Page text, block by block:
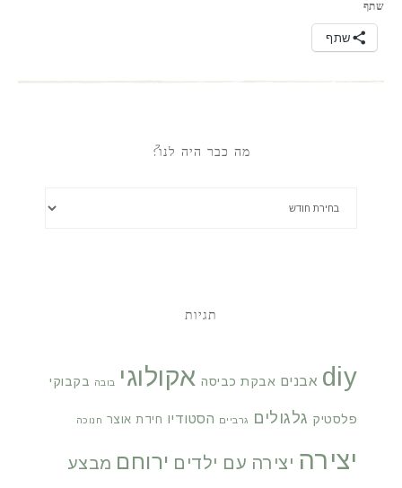
שתף
שתף
מה כבר היה לנו?
תגיות
diy אבנים אבקת כביסה אקולוגי בובה בקבוקי
פלסטיק גלגולים גרביים הסטודיו חידת אוצר חנוכה
יצירה יצירה עם ילדים ירוחם מבצע